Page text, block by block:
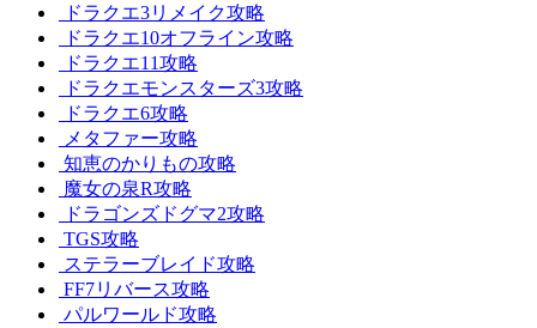
ドラクエ3リメイク攻略
ドラクエ10オフライン攻略
ドラクエ11攻略
ドラクエモンスターズ3攻略
ドラクエ6攻略
メタファー攻略
知恵のかりもの攻略
魔女の泉R攻略
ドラゴンズドグマ2攻略
TGS攻略
ステラーブレイド攻略
FF7リバース攻略
パルワールド攻略